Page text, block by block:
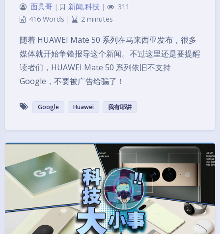
面具哥 | 新闻,科技 |
311
416 Words | 2 minutes
随着 HUAWEI Mate 50 系列在马来西亚发布，很多
媒体就开始争锋报导这个新闻。不过这里还是要提醒
读者们，HUAWEI Mate 50 系列依旧不支持
Google，不要被广告给骗了！
Google Huawei 我有耶讲